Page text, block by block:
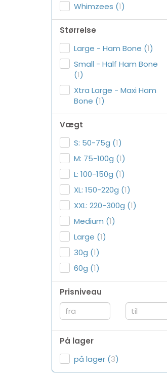
Whimzees (1)
Størrelse
Large - Ham Bone (1)
Small - Half Ham Bone
(1)
Xtra Large - Maxi Ham
Bone (1)
Vægt
S: 50-75g (1)
M: 75-100g (1)
L: 100-150g (1)
XL: 150-220g (1)
XXL: 220-300g (1)
Medium (1)
Large (1)
30g (1)
60g (1)
Prisniveau
På lager
på lager (3)